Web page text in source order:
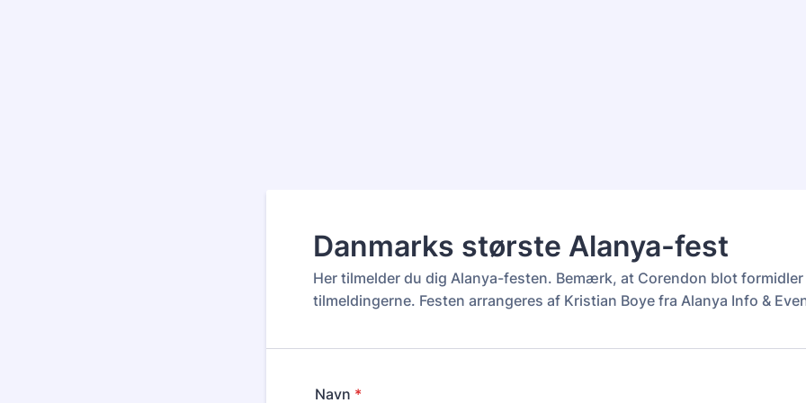
Danmarks største Alanya-fest
Her tilmelder du dig Alanya-festen. Bemærk, at Corendon blot formidler
tilmeldingerne. Festen arrangeres af Kristian Boye fra Alanya Info &
Navn *